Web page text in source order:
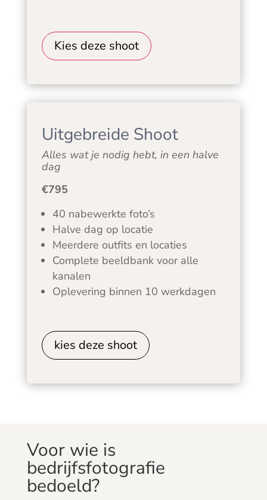
Kies deze shoot
Uitgebreide Shoot
Alles wat je nodig hebt, in een halve
dag
€795
40 nabewerkte foto’s
Halve dag op locatie
Meerdere outfits en locaties
Complete beeldbank voor alle
kanalen
Oplevering binnen 10 werkdagen
kies deze shoot
Voor wie is
bedrijfsfotografie
bedoeld?